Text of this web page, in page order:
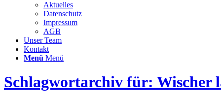
Aktuelles
Datenschutz
Impressum
AGB
Unser Team
Kontakt
Menü Menü
Schlagwortarchiv für: Wischer